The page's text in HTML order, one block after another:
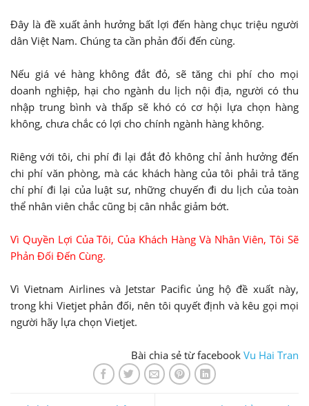
Đây là đề xuất ảnh hưởng bất lợi đến hàng chục triệu người
dân Việt Nam. Chúng ta cần phản đối đến cùng.
Nếu giá vé hàng không đắt đỏ, sẽ tăng chi phí cho mọi
doanh nghiệp, hại cho ngành du lịch nội địa, người có thu
nhập trung bình và thấp sẽ khó có cơ hội lựa chọn hàng
không, chưa chắc có lợi cho chính ngành hàng không.
Riêng với tôi, chi phí đi lại đắt đỏ không chỉ ảnh hưởng đến
chi phí văn phòng, mà các khách hàng của tôi phải trả tăng
chí phí đi lại của luật sư, những chuyến đi du lịch của toàn
thể nhân viên chắc cũng bị cân nhắc giảm bớt.
Vì Quyền Lợi Của Tôi, Của Khách Hàng Và Nhân Viên, Tôi Sẽ
Phản Đối Đến Cùng.
Vì Vietnam Airlines và Jetstar Pacific ủng hộ đề xuất này,
trong khi Vietjet phản đối, nên tôi quyết định và kêu gọi mọi
người hãy lựa chọn Vietjet.
Bài chia sẻ từ facebook Vu Hai Tran